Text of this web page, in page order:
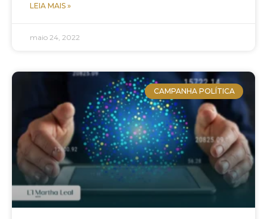
LEIA MAIS »
maio 24, 2022
CAMPANHA POLÍTICA